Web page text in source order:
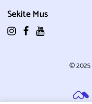
Sekite Mus
© 2025